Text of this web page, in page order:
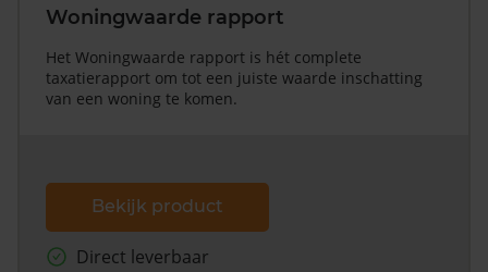
Woningwaarde rapport
Het Woningwaarde rapport is hét complete
taxatierapport om tot een juiste waarde inschatting
van een woning te komen.
Bekijk product
Direct leverbaar